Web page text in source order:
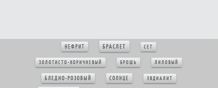
НЕФРИТ БРАСЛЕТ СЕТ
ЗОЛОТИСТО-КОРИЧНЕВЫЙ БРОШЬ ЛИЛОВЫЙ
БЛЕДНО-РОЗОВЫЙ СОЛНЦЕ ЭВДИАЛИТ